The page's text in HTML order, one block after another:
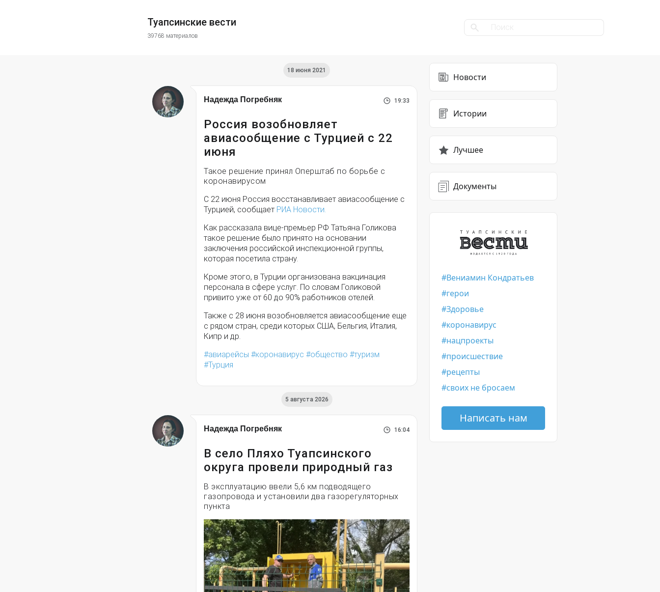
Туапсинские вести
39768 материалов
18 июня 2021
Надежда Погребняк 19:33
Россия возобновляет
авиасообщение с Турцией с 22
июня
Такое решение принял Оперштаб по борьбе с
коронавирусом
С 22 июня Россия восстанавливает авиасообщение с
Турцией, сообщает РИА Новости.
Как рассказала вице-премьер РФ Татьяна Голикова
такое решение было принято на основании
заключения российской инспекционной группы,
которая посетила страну.
Кроме этого, в Турции организована вакцинация
персонала в сфере услуг. По словам Голиковой
привито уже от 60 до 90% работников отелей.
Также с 28 июня возобновляется авиасообщение еще
с рядом стран, среди которых США, Бельгия, Италия,
Кипр и др.
авиарейсы
коронавирус общество
туризм
Турция
5 августа 2026
Надежда Погребняк 16:04
В село Пляхо Туапсинского
округа провели природный газ
В эксплуатацию ввели 5,6 км подводящего
газопровода и установили два газорегуляторных
пункта
Новости
Истории
Лучшее
Документы
Вениамин Кондратьев
герои
Здоровье
коронавирус
нацпроекты
происшествие
рецепты
своих не бросаем
Написать нам